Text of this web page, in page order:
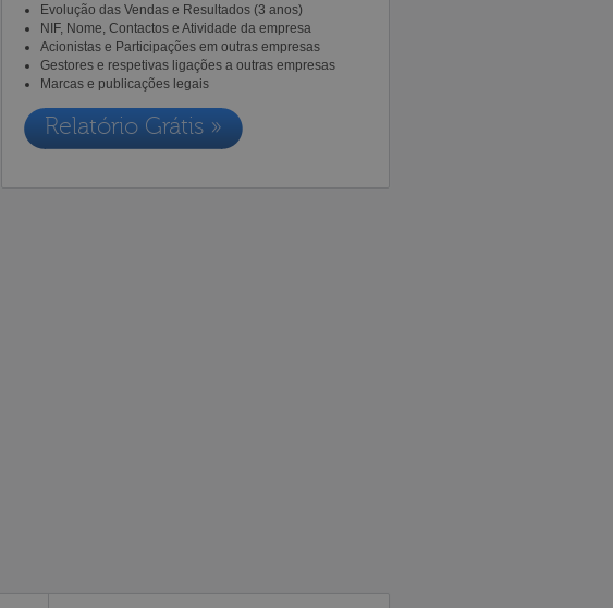
Evolução das Vendas e Resultados (3 anos)
NIF, Nome, Contactos e Atividade da empresa
Acionistas e Participações em outras empresas
Gestores e respetivas ligações a outras empresas
Marcas e publicações legais
Relatório Grátis »